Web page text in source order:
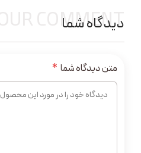
دیدگاه شما
YOUR COMMENT
متن دیدگاه شما *